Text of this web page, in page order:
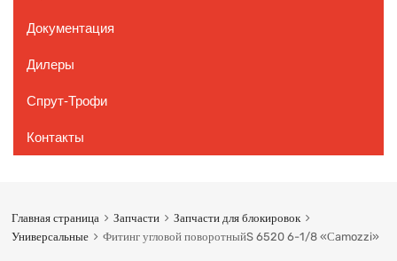
Документация
Дилеры
Спрут-Трофи
Контакты
Главная страница Запчасти
Запчасти для блокировок
Универсальные
Фитинг угловой поворотныйS 6520 6-1/8 «Сamozzi»